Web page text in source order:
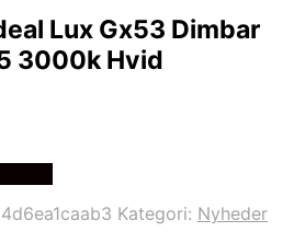
Lux Gx53 Dimbar
3000k Hvid
kr..
Kategori: Nyheder